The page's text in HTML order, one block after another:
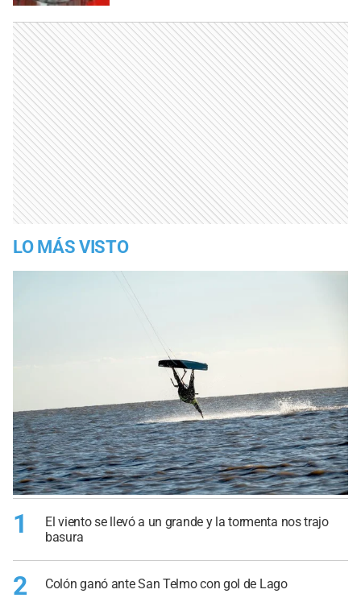
LO MÁS VISTO
1
El viento se llevó a un grande y la tormenta nos trajo
basura
2 Colón ganó ante San Telmo con gol de Lago